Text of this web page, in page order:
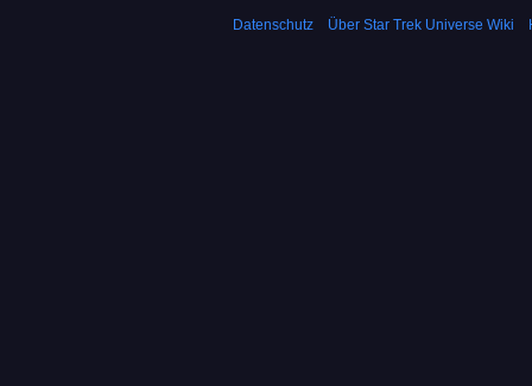
Datenschutz Über Star Trek Universe Wiki